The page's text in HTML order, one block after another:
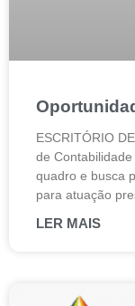
ESCRITÓRIO
de
quadro e busca
para atuação
LER MAIS